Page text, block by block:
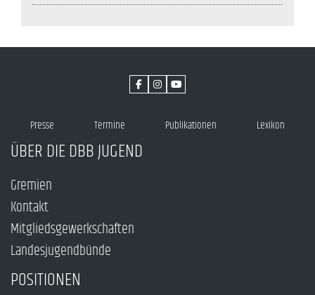
Presse Termine Publikationen Lexikon
ÜBER DIE DBB JUGEND
Gremien
Kontakt
Mitgliedsgewerkschaften
Landesjugendbünde
POSITIONEN